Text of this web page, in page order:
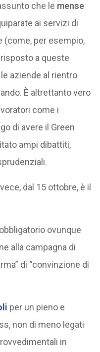
che le mense
ai servizi di
(come, per esempio,
a queste
aziende al rientro
È altrettanto vero
come i
di avere il Green
ampi dibattiti,
dal 15 ottobre, è il
ovunque
alla campagna di
di “convinzione di
per un pieno e
non di meno legati
in